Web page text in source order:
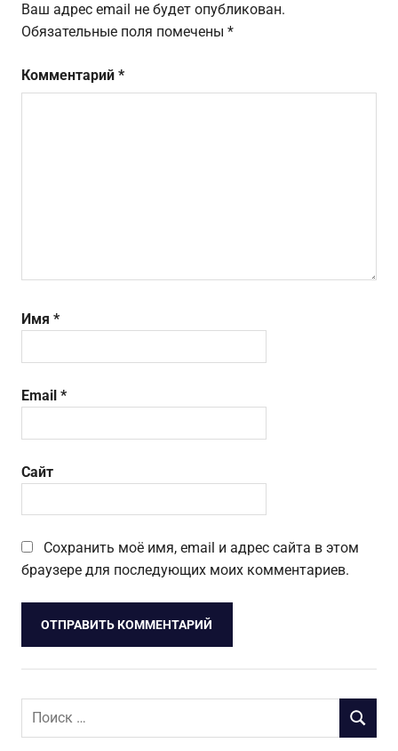
Ваш адрес email не будет опубликован.
Обязательные поля помечены *
Комментарий *
Имя *
Email *
Сайт
Сохранить моё имя, email и адрес сайта в этом
браузере для последующих моих комментариев.
Поиск
ПОИСК